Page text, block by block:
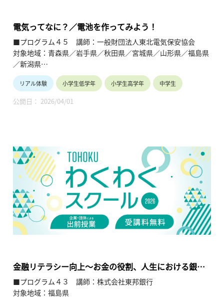
を目的とします。
電気ってなに？／電池を作ってみよう！
■プログラム４５ 講師：一般財団法人東北電気保安協会
対象地域：青森県／岩手県／秋田県／宮城県／山形県／福島県
／新潟県
【テーマ】
・電気ってなに？（電気の生い立ち、電気の安全使用ほか）
・電池を作ってみよう！（手回し発電機の製作を予定）
電気への理解と関心を持っていただくとともに、日常生活での
電気の安全使用について学ぶ。
【TOHOKUわくわくスクール】主催：公益財団法人東北活性化
研究センター（https://www.kasseiken.jp/）
東北6県ならびに新潟県の小学生・中学生・高校生を対象と
し、当地域に所在し活躍している様々な分野の企業や団体とを
繋ぐ出前授業です。学問の面白さ・楽しさに触れつつ、地元の
を目的とします。
リアル体験 小学生低学年 小学生高学年 中学生
公開日： 2026/04/01
金融リテラシー向上～お金の役割、人生における銀行
との関わり方～
■プログラム４３ 講師：株式会社東邦銀行
対象地域：福島県